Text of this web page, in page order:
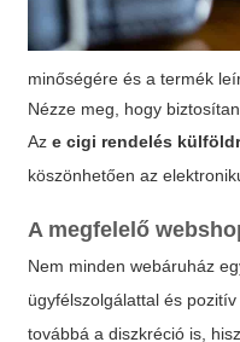
minőségére és a termék
Nézze meg, hogy
Aze cigi rendelés
köszönhetően az
A megfelelő
Nem minden webáruház
ügyfélszolgálattal és
továbbá a diszkréció is,